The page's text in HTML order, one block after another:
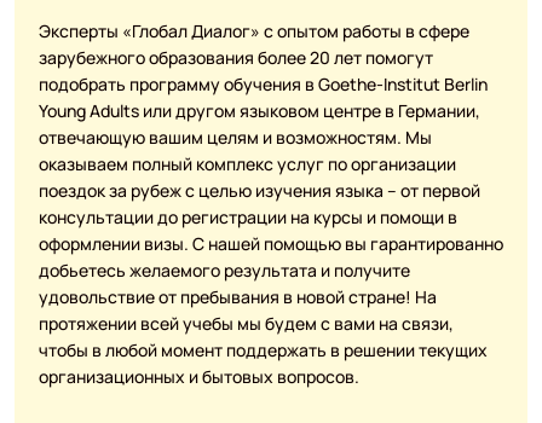
Эксперты «Глобал Диалог» с опытом работы в сфере
зарубежного образования более 20 лет помогут
подобрать программу обучения в Goethe-Institut Berlin
Young Adults или другом языковом центре в Германии,
отвечающую вашим целям и возможностям. Мы
оказываем полный комплекс услуг по организации
поездок за рубеж с целью изучения языка – от первой
консультации до регистрации на курсы и помощи в
оформлении визы. С нашей помощью вы гарантированно
добьетесь желаемого результата и получите
удовольствие от пребывания в новой стране! На
протяжении всей учебы мы будем с вами на связи,
чтобы в любой момент поддержать в решении текущих
организационных и бытовых вопросов.